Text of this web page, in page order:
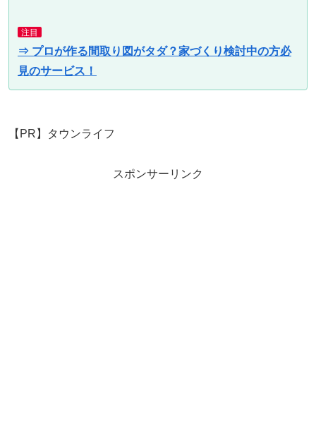
注目
⇒ プロが作る間取り図がタダ？家づくり検討中の方必
見のサービス！
【PR】タウンライフ
スポンサーリンク